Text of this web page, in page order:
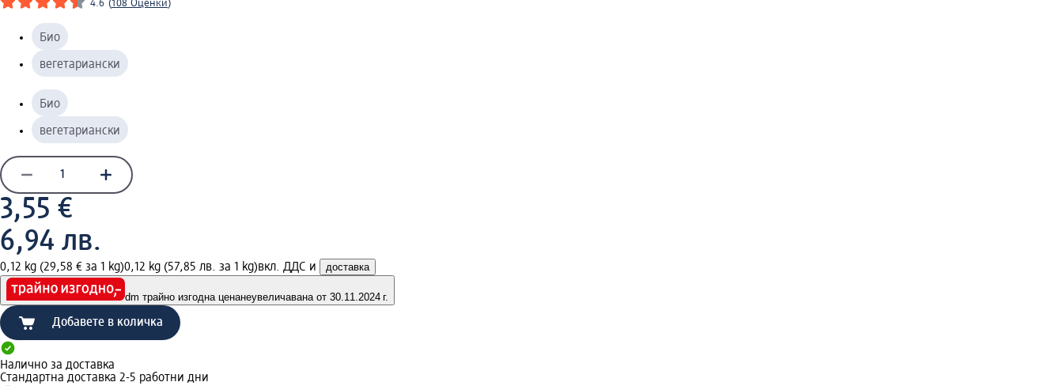
4.6 (108 Оценки)
Био
вегетариански
Био
вегетариански
3,55 €
6,94 лв.
0,12 kg (29,58 € за 1 kg)0,12 kg (57,85 лв. за 1 kg)вкл. ДДС и доставка
dm трайно изгодна ценанеувеличавана от 30.11.2024 г.
Добавете в количка
Налично за доставка
Стандартна доставка 2-5 работни дни